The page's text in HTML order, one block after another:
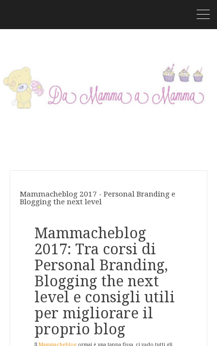
Mammacheblog 2017 - Personal Branding e
Blogging the next level
Mammacheblog
2017: Tra corsi di
Personal Branding,
Blogging the next
level e consigli utili
per migliorare il
proprio blog
Il Mammacheblog ormai è una tappa fissa, ci vado tutti gli